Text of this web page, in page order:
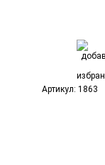
Артикул: 1863